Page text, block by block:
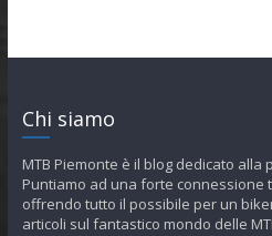
Chi siamo
MTB Piemonte è il blog dedicato alla
Puntiamo ad una forte connessione
offrendo tutto il possibile per un
articoli sul fantastico mondo delle